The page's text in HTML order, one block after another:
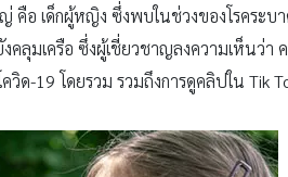
อ เด็กผู้หญิง ซึ่งพบในช่วงของโรคระ
มเครือ ซึ่งผู้เชี่ยวชาญลงความเห็นว่า ค
ด-19 โดยรวม รวมถึงการดูคลิปใน